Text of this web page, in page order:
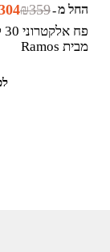
מבית Ramos
החל מ-
₪359